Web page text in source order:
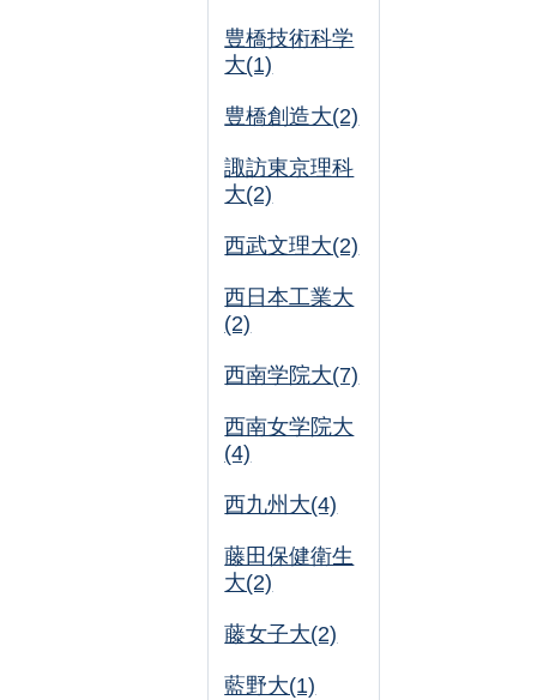
豊橋技術科学
大(1)
豊橋創造大(2)
諏訪東京理科
大(2)
西武文理大(2)
西日本工業大
(2)
西南学院大(7)
西南女学院大
(4)
西九州大(4)
藤田保健衛生
大(2)
藤女子大(2)
藍野大(1)